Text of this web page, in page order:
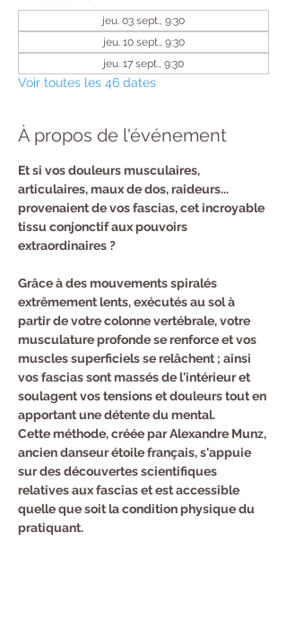
jeu. 03 sept., 9:30
jeu. 10 sept., 9:30
jeu. 17 sept., 9:30
Voir toutes les 46 dates
À propos de l'événement
​Et si vos douleurs musculaires,
articulaires, maux de dos, raideurs...
provenaient de vos fascias, cet incroyable
tissu conjonctif aux pouvoirs
extraordinaires ?
Grâce à des mouvements spiralés
extrêmement lents, exécutés au sol à
partir de votre colonne vertébrale, votre
musculature profonde se renforce et vos
muscles superficiels se relâchent ; ainsi
vos fascias sont massés de l'intérieur et
soulagent vos tensions et douleurs tout en
apportant une détente du mental.
Cette méthode, créée par Alexandre Munz,
ancien danseur étoile français, s'appuie
sur des découvertes scientifiques
relatives aux fascias et est accessible
quelle que soit la condition physique du
pratiquant.